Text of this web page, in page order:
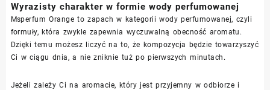
Wyrazisty charakter w formie wody perfumowanej
Msperfum Orange to zapach w kategorii wody perfumowanej, czyli
formuły, która zwykle zapewnia wyczuwalną obecność aromatu.
Dzięki temu możesz liczyć na to, że kompozycja będzie towarzyszyć
Ci w ciągu dnia, a nie zniknie tuż po pierwszych minutach.
Jeżeli zależy Ci na aromacie, który jest przyjemny w odbiorze i